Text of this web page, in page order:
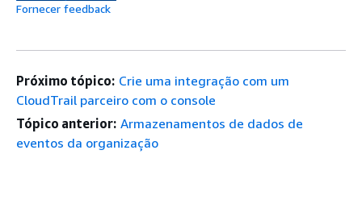
Fornecer feedback
Próximo tópico: Crie uma integração com um
CloudTrail parceiro com o console
Tópico anterior: Armazenamentos de dados de
eventos da organização